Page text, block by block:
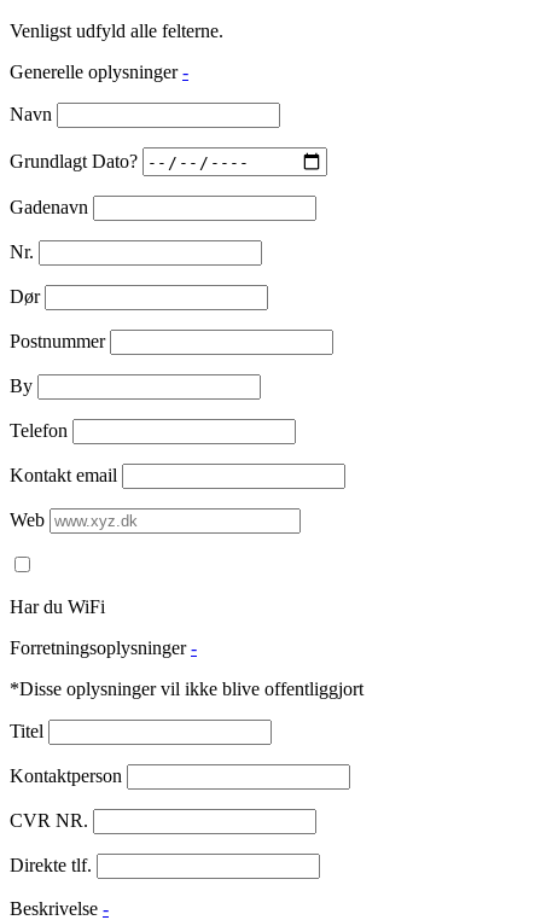
Venligst udfyld alle felterne.
Generelle oplysninger -
Navn
Grundlagt Dato?
Gadenavn
Nr.
Dør
Postnummer
By
Telefon
Kontakt email
Web
Har du WiFi
Forretningsoplysninger -
*Disse oplysninger vil ikke blive offentliggjort
Titel
Kontaktperson
CVR NR.
Direkte tlf.
Beskrivelse -